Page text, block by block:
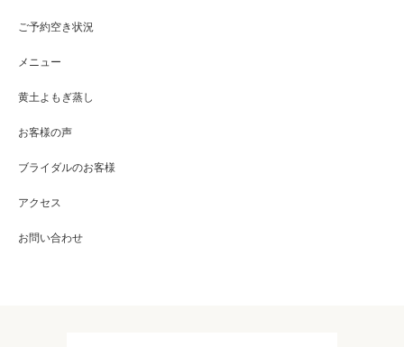
ご予約空き状況
メニュー
黄土よもぎ蒸し
お客様の声
ブライダルのお客様
アクセス
お問い合わせ